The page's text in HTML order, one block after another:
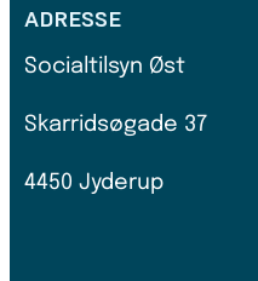
ADRESSE
Socialtilsyn Øst
Skarridsøgade 37
4450 Jyderup